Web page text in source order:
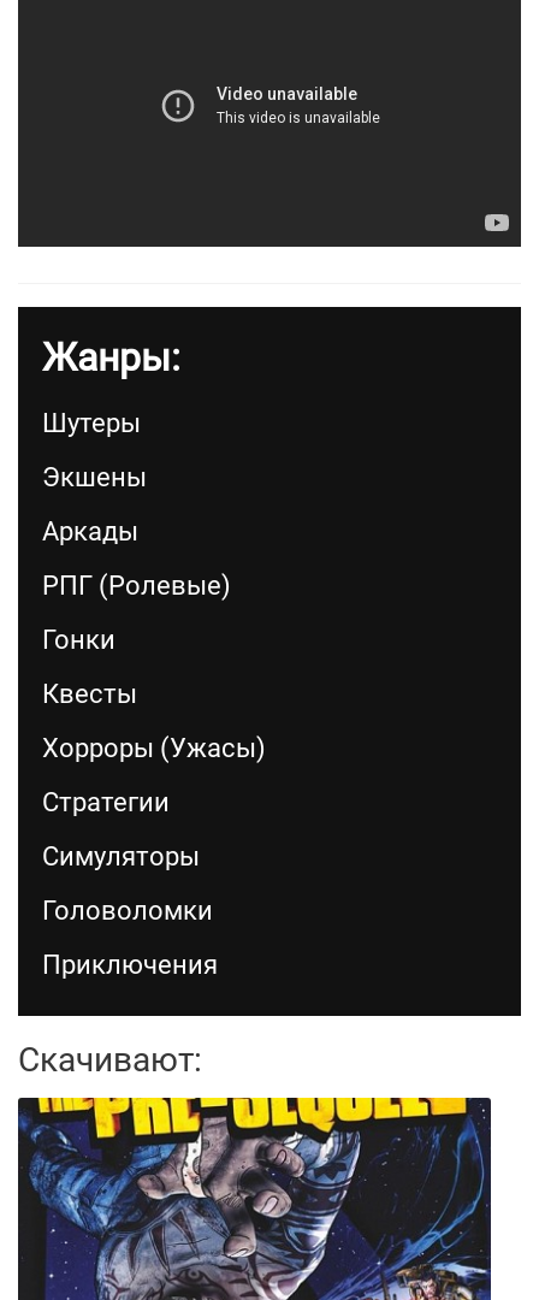
Жанры:
Шутеры
Экшены
Аркады
РПГ (Ролевые)
Гонки
Квесты
Хорроры (Ужасы)
Стратегии
Симуляторы
Головоломки
Приключения
Скачивают: